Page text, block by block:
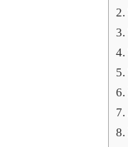
2.
3.
4.
5.
6.
7.
8.